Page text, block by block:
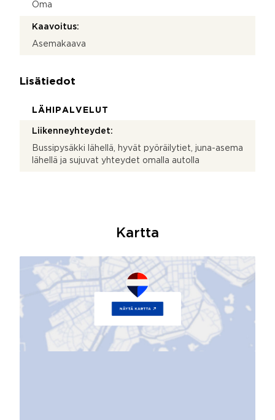
Oma
Kaavoitus:
Asemakaava
Lisätiedot
LÄHIPALVELUT
Liikenneyhteydet:
Bussipysäkki lähellä, hyvät pyöräilytiet, juna-asema
lähellä ja sujuvat yhteydet omalla autolla
Kartta